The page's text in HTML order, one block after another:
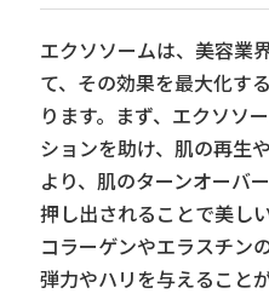
エクソソームは、美容業
て、その効果を最大化す
ります。まず、エクソソ
ションを助け、肌の再生
より、肌のターンオーバ
押し出されることで美し
コラーゲンやエラスチン
弾力やハリを与えること